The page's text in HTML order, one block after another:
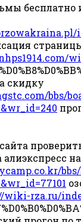
бесплатно
скидку
bbs/
wiki-rza.ru/